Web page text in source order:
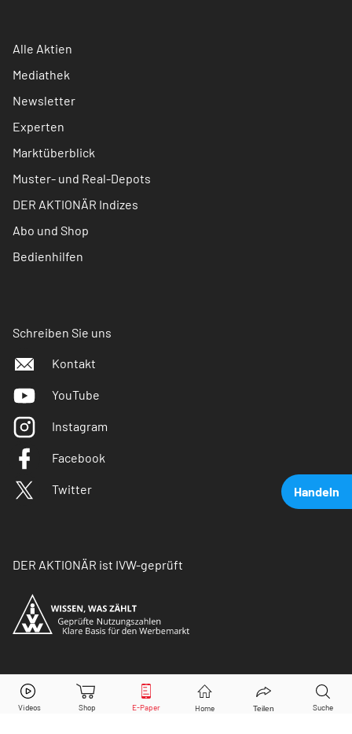
Handeln
Pfizer Aktie jetzt handeln?
Alle Aktien
Mediathek
Newsletter
Experten
Marktüberblick
Muster- und Real-Depots
DER AKTIONÄR Indizes
Abo und Shop
Bedienhilfen
Schreiben Sie uns
Kontakt
YouTube
Instagram
Facebook
Twitter
DER AKTIONÄR ist IVW-geprüft
© Copyright 2026 Börsenmedien AG. Alle Rechte